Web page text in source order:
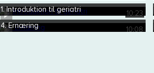
10:23
1. Introduktion til geriatri
10:08
4. Ernæring